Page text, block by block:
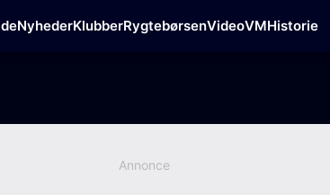
NyhederKlubberRygtebørsenVideoVMHistorie
Annonce